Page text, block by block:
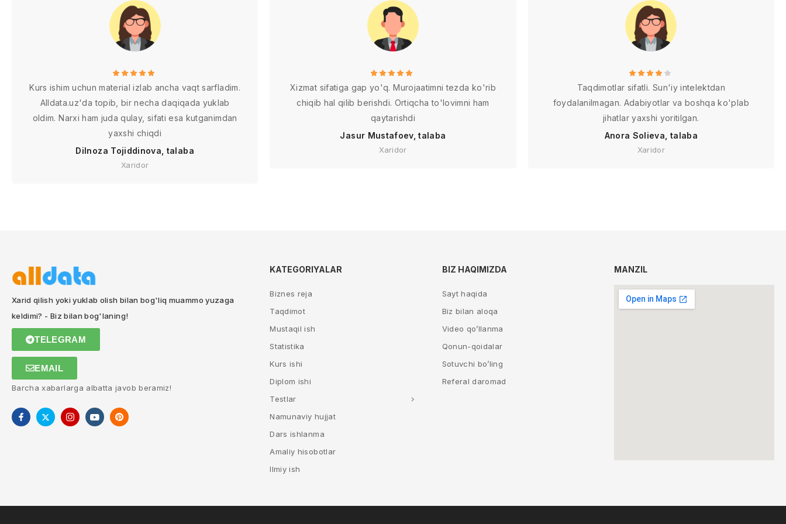
Kurs ishim uchun material izlab ancha vaqt sarfladim.
Alldata.uz'da topib, bir necha daqiqada yuklab
oldim. Narxi ham juda qulay, sifati esa kutganimdan
yaxshi chiqdi
Dilnoza Tojiddinova, talaba
Xaridor
Xizmat sifatiga gap yo'q. Murojaatimni tezda ko'rib
chiqib hal qilib berishdi. Ortiqcha to'lovimni ham
qaytarishdi
Jasur Mustafoev, talaba
Xaridor
Taqdimotlar sifatli. Sun'iy intelektdan
foydalanilmagan. Adabiyotlar va boshqa ko'plab
jihatlar yaxshi yoritilgan.
Anora Solieva, talaba
Xaridor
Xarid qilish yoki yuklab olish bilan bog'liq muammo yuzaga
keldimi? - Biz bilan bog'laning!
TELEGRAM
EMAIL
Barcha xabarlarga albatta javob beramiz!
KATEGORIYALAR
Biznes reja
Taqdimot
Mustaqil ish
Statistika
Kurs ishi
Diplom ishi
Testlar
Namunaviy hujjat
Dars ishlanma
Amaliy hisobotlar
Ilmiy ish
BIZ HAQIMIZDA
Sayt haqida
Biz bilan aloqa
Video qo’llanma
Qonun-qoidalar
Sotuvchi bo’ling
Referal daromad
MANZIL